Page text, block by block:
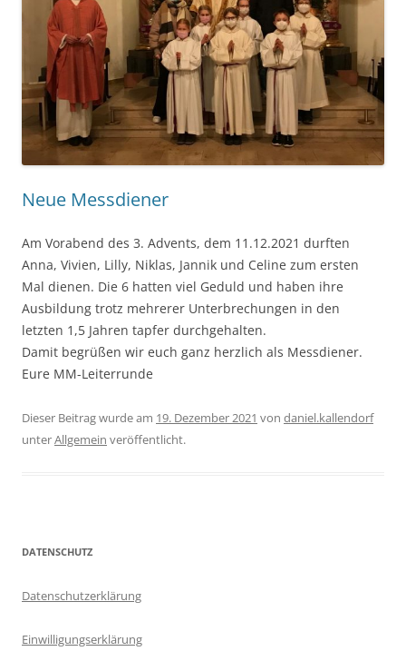
Neue Messdiener
Am Vorabend des 3. Advents, dem 11.12.2021 durften
Anna, Vivien, Lilly, Niklas, Jannik und Celine zum ersten
Mal dienen. Die 6 hatten viel Geduld und haben ihre
Ausbildung trotz mehrerer Unterbrechungen in den
letzten 1,5 Jahren tapfer durchgehalten.
Damit begrüßen wir euch ganz herzlich als Messdiener.
Eure MM-Leiterrunde
Dieser Beitrag wurde am 19. Dezember 2021 von daniel.kallendorf
unterAllgemein veröffentlicht.
DATENSCHUTZ
Datenschutzerklärung
Einwilligungserklärung